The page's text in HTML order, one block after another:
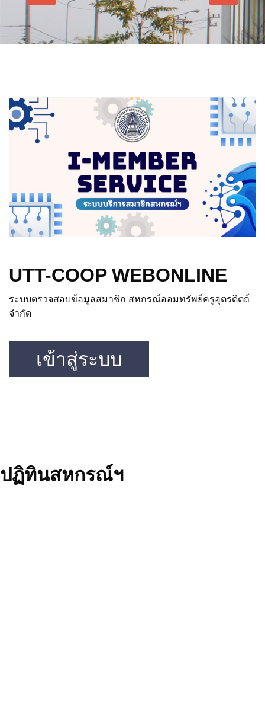
UTT-COOP WEBONLINE
ระบบตรวจสอบข้อมูลสมาชิก สหกรณ์ออมทรัพย์ครูอุตรดิตถ์
จำกัด
เข้าสู่ระบบ
ปฏิทินสหกรณ์ฯ